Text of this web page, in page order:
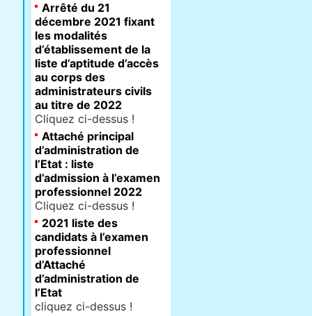
Arrêté du 21
décembre 2021 fixant
les modalités
d’établissement de la
liste d’aptitude d’accès
au corps des
administrateurs civils
au titre de 2022
Cliquez ci-dessus !
Attaché principal
d’administration de
l’Etat : liste
d’admission à l’examen
professionnel 2022
Cliquez ci-dessus !
2021 liste des
candidats à l’examen
professionnel
d’Attaché
d’administration de
l’Etat
cliquez ci-dessus !